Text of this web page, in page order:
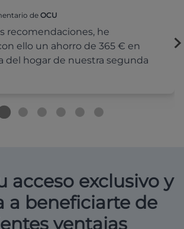
de OCU
recomendaciones, he
ello un ahorro de 365 € en
del hogar de nuestra segunda
acceso exclusivo y
a beneficiarte de
ventajas